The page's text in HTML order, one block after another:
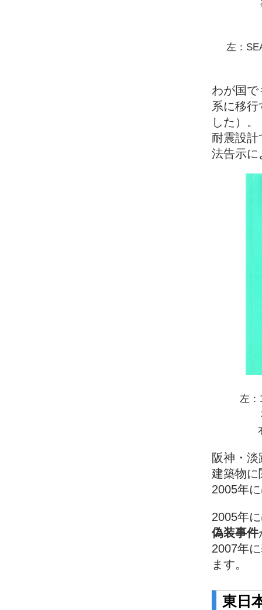
左：
わが国
系に移
した）。
耐震設
法告示に
左
阪神・
建築物に
2005年
2005年
偽装事件
2007年
ます。
東日